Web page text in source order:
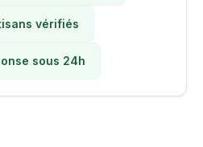
vérifiés
sous 24h